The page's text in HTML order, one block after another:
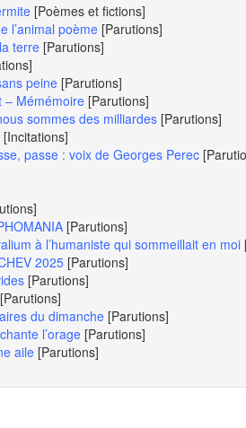
[Poèmes et fictions]
l’animal poème [Parutions]
terre [Parutions]
peine [Parutions]
– Mémémoire [Parutions]
sommes des milliardes [Parutions]
[Incitations]
passe : voix de Georges Perec
[Parutions]
à l’humaniste qui sommeillait en moi
2025 [Parutions]
[Parutions]
[Parutions]
du dimanche [Parutions]
l’orage [Parutions]
aile [Parutions]